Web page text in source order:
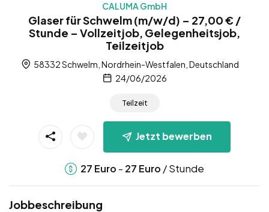
CALUMA GmbH
Glaser für Schwelm (m/w/d) – 27,00 € /
Stunde – Vollzeitjob, Gelegenheitsjob,
Teilzeitjob
58332 Schwelm, Nordrhein-Westfalen, Deutschland
24/06/2026
Teilzeit
Jetzt bewerben
27 Euro - 27 Euro / Stunde
Jobbeschreibung